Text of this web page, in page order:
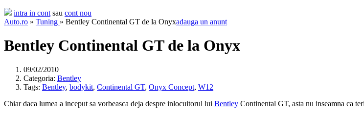
intra in cont sau cont nou
Auto.ro » Tuning » Bentley Continental GT de la Onyxadauga un anunt
Bentley Continental GT de la Onyx
09/02/2010
Categoria: Bentley
Tags: Bentley, bodykit, Continental GT, Onyx Concept, W12
Chiar daca lumea a inceput sa vorbeasca deja despre inlocuitorul lui Bentley Continental GT, asta nu inseamna ca